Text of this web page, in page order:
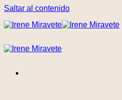
Saltar al contenido